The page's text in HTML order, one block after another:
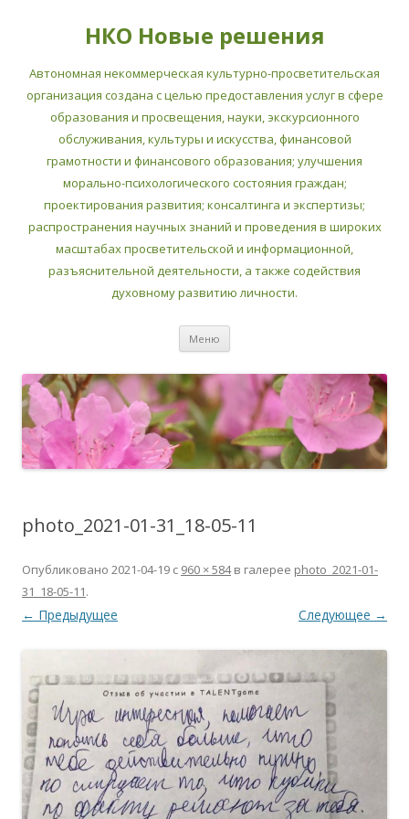
НКО Новые решения
Автономная некоммерческая культурно-просветительская
организация создана с целью предоставления услуг в сфере
образования и просвещения, науки, экскурсионного
обслуживания, культуры и искусства, финансовой
грамотности и финансового образования; улучшения
морально-психологического состояния граждан;
проектирования развития; консалтинга и экспертизы;
распространения научных знаний и проведения в широких
масштабах просветительской и информационной,
разъяснительной деятельности, а также содействия
духовному развитию личности.
Меню
photo_2021-01-31_18-05-11
Опубликовано 2021-04-19 с 960 × 584в галерее photo_2021-01-
31_18-05-11.
← Предыдущее Следующее →